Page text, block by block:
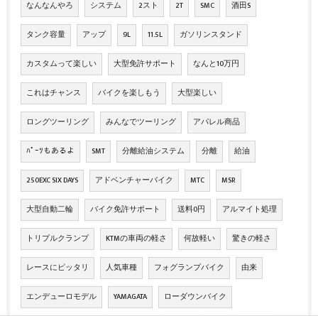
なんなんやろ システム 2スト 2T SMC 酒田S
タンク容量 アップ 9L 11.5L ガソリンスタンド
カスタムって楽しい 大型免許サポート なんと10万円
これはチャンス バイクを楽しもう 大型楽しい
ロングツーリング みんなでツーリング アパレル商品
ﾊﾟｰﾂもあるよ SMT 分離給油システム 分離 給油
250EXC SIX DAYS アドベンチャーバイク MTC MSR
大型自動二輪 バイク免許サポート 送料0円 アルマイト処理
トリプルクランプ KTMの車両の軽さ 何故軽い 驚きの軽さ
レースにピッタリ 人気車種 フォグランプバイク 由来
エンデューロモデル YAMAGATA ローダウンバイク